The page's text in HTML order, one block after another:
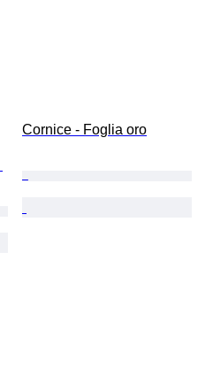
Cornice - Foglia oro